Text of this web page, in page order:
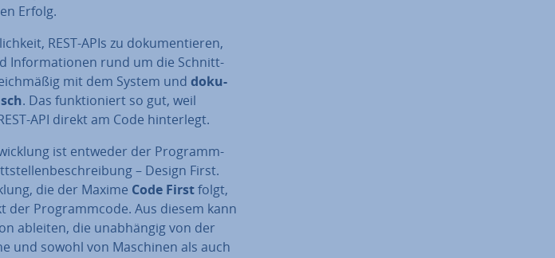
Erfolg.
REST-APIs zu do­ku­men­tie­ren,
In­for­ma­tio­nen rund um die Schnitt­
mit dem System und do­ku­
. Das funk­tio­niert so gut, weil
API direkt am Code hin­ter­legt.
ist entweder der Pro­gramm­
– Design First.
die der Maxime Code Firstfolgt,
der Pro­gramm­code. Aus diesem kann
ableiten, die un­ab­hän­gig von der
und sowohl von Maschinen als auch